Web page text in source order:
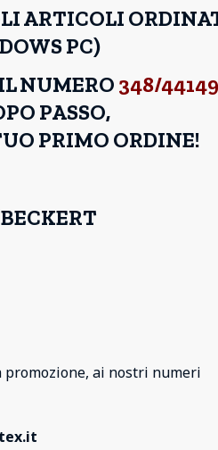
ARTICOLI
PC)
NUMERO 348/
PASSO,
PRIMO ORDINE!
promozione, ai nostri numeri